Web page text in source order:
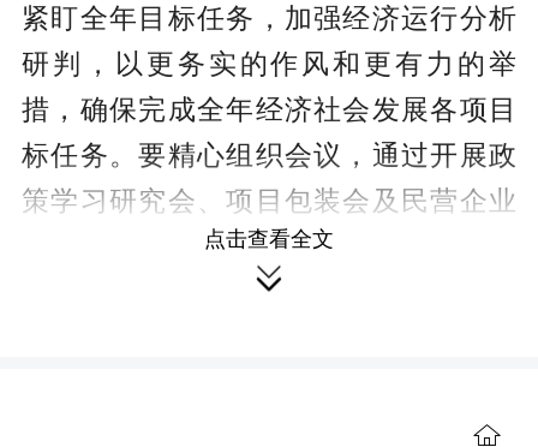
紧盯全年目标任务，加强经济运行分析
研判，以更务实的作风和更有力的举
措，确保完成全年经济社会发展各项目
标任务。要精心组织会议，通过开展政
策学习研究会、项目包装会及民营企业
座谈会等，精准把握上级政策导向，以
高质量项目助力经济增长，增强企业发
入分析完善方案，集中精力攻坚克难，
点击查看全文
